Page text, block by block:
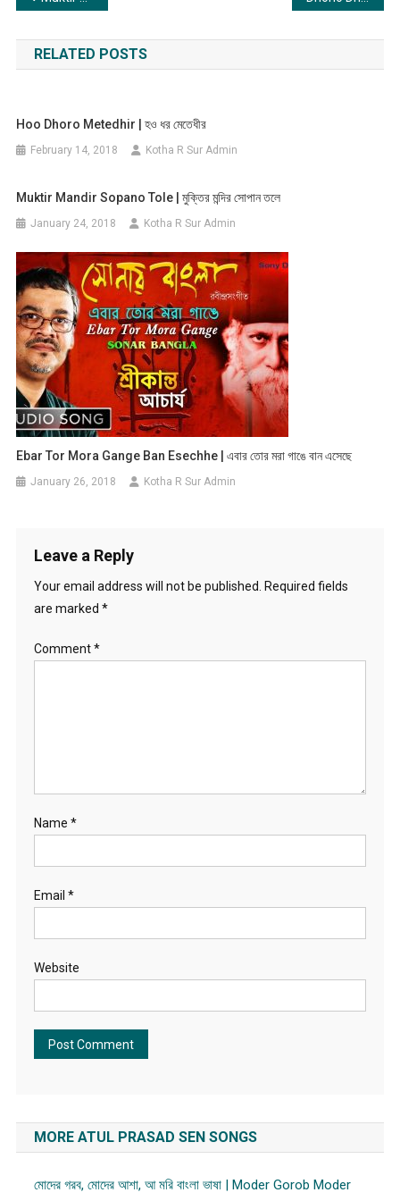
navigation
RELATED POSTS
Hoo Dhoro Metedhir | হও ধর মেতেধীর
February 14, 2018 Kotha R Sur Admin
Muktir Mandir Sopano Tole | মুক্তির মন্দির সোপান তলে
January 24, 2018 Kotha R Sur Admin
Ebar Tor Mora Gange Ban Esechhe | এবার তোর মরা গাঙে বান এসেছে
January 26, 2018 Kotha R Sur Admin
Leave a Reply
Your email address will not be published.
Required fields
are marked *
Comment*
Name *
Email *
Website
MORE ATUL PRASAD SEN SONGS
মোদের গরব, মোদের আশা, আ মরি বাংলা ভাষা | Moder Gorob Moder